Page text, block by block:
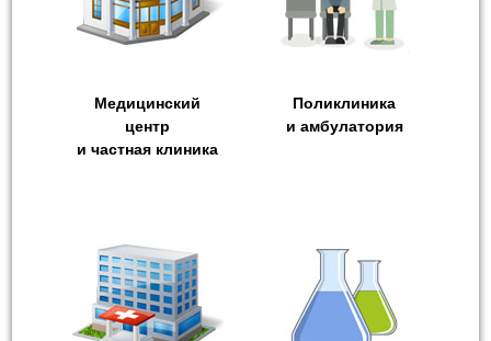
Медицинский
центр
и частная клиника
Поликлиника
и амбулатория